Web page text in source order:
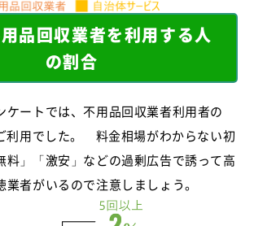
品回収業者を利用する人
の割合
ケートでは、不用品回収業者利用者の
利用でした。 料金相場がわからない初
料」「激安」などの過剰広告で誘って高
者がいるので注意しましょう。